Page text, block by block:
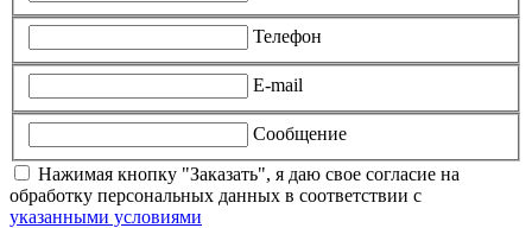
Телефон
E-mail
Сообщение
Нажимая кнопку "Заказать", я даю свое согласие на
обработку персональных данных в соответствии с
указанными условиями